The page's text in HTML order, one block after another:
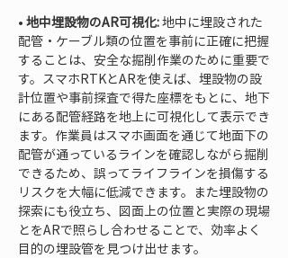
• 地中埋設物のAR可視化: 地中に埋設された
配管・ケーブル類の位置を事前に正確に把握
することは、安全な掘削作業のために重要で
す。スマホRTKとARを使えば、埋設物の設
計位置や事前探査で得た座標をもとに、地下
にある配管経路を地上に可視化して表示でき
ます。作業員はスマホ画面を通じて地面下の
配管が通っているラインを確認しながら掘削
できるため、誤ってライフラインを損傷する
リスクを大幅に低減できます。また埋設物の
探索にも役立ち、図面上の位置と実際の現場
とをARで照らし合わせることで、効率よく
目的の埋設管を見つけ出せます。